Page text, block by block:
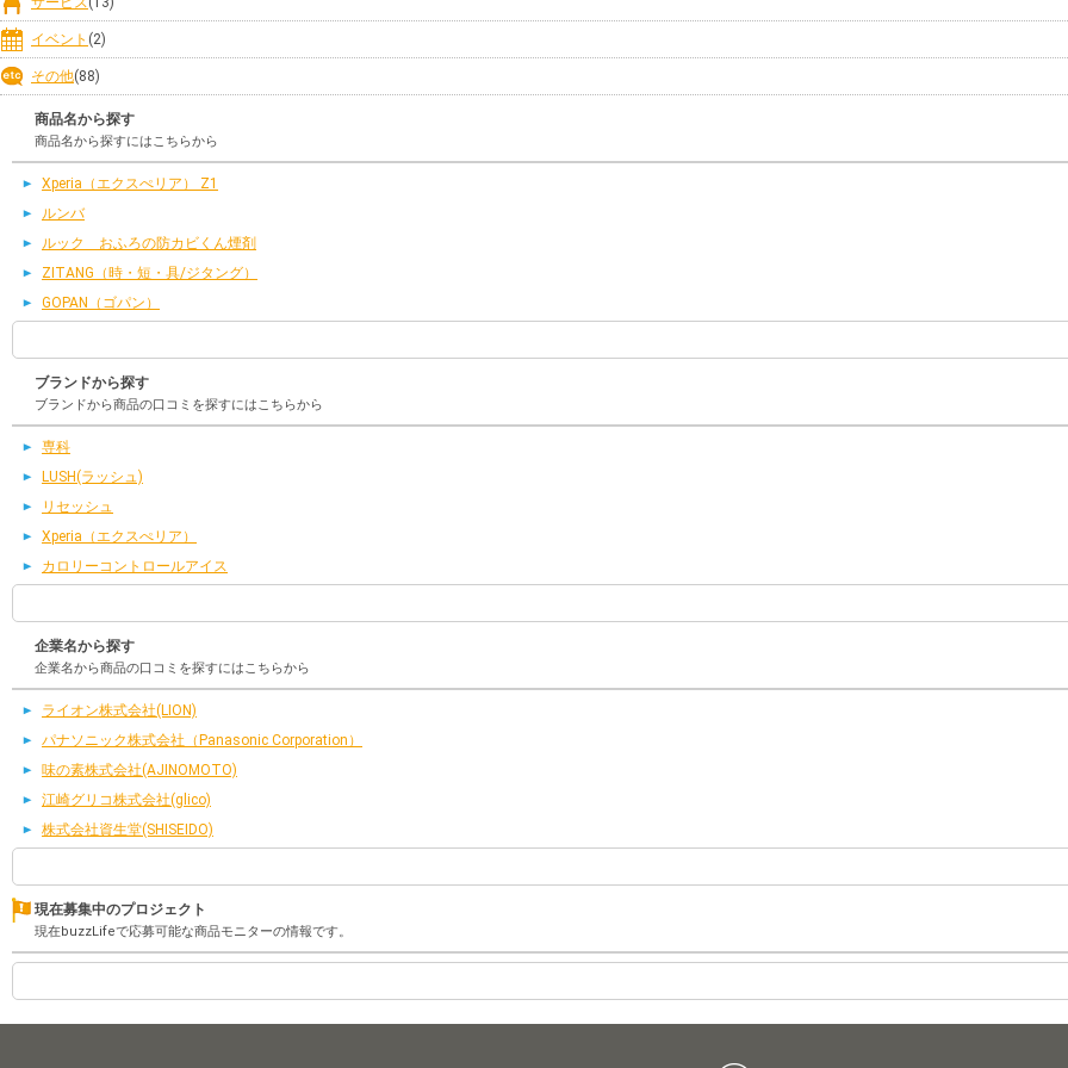
イベント (2)
その他(88)
商品名から探す
商品名から探すにはこちらから
Xperia（エクスぺリア） Z1
ルンバ
ルック おふろの防カビくん煙剤
ZITANG（時・短・具/ジタング）
GOPAN（ゴパン）
ブランドから探す
ブランドから商品の口コミを探すにはこちらから
専科
LUSH(ラッシュ)
リセッシュ
Xperia（エクスぺリア）
カロリーコントロールアイス
企業名から探す
企業名から商品の口コミを探すにはこちらから
ライオン株式会社(LION)
パナソニック株式会社（Panasonic Corporation）
味の素株式会社(AJINOMOTO)
江崎グリコ株式会社(glico)
株式会社資生堂(SHISEIDO)
現在募集中のプロジェクト
現在buzzLifeで応募可能な商品モニターの情報です。